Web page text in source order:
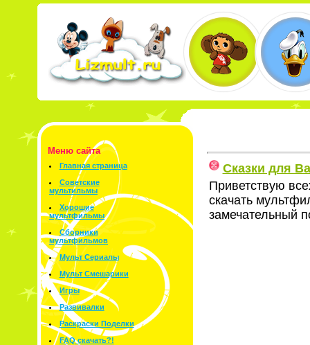
Меню сайта
Главная страница
Советские
мультильмы
Хорошие
мультфильмы
Сборники
мультфильмов
Мульт Сериалы
Мульт Смешарики
Игры
Развивалки
Раскраски Поделки
FAQ скачать?!
Сказки для
Приветствую
скачать
замечательный